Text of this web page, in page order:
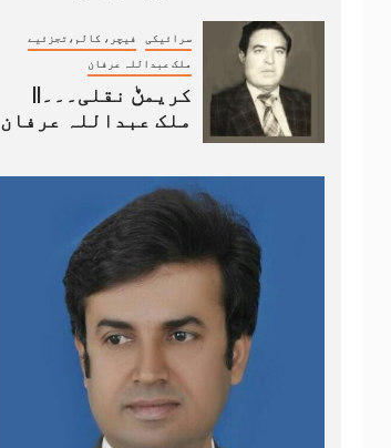
سرائیکی فیچر، کالم،تجزئیے
ملک عبداللہ عرفان
کریمݨ نقلی۔۔۔||
ملک عبداللہ عرفان